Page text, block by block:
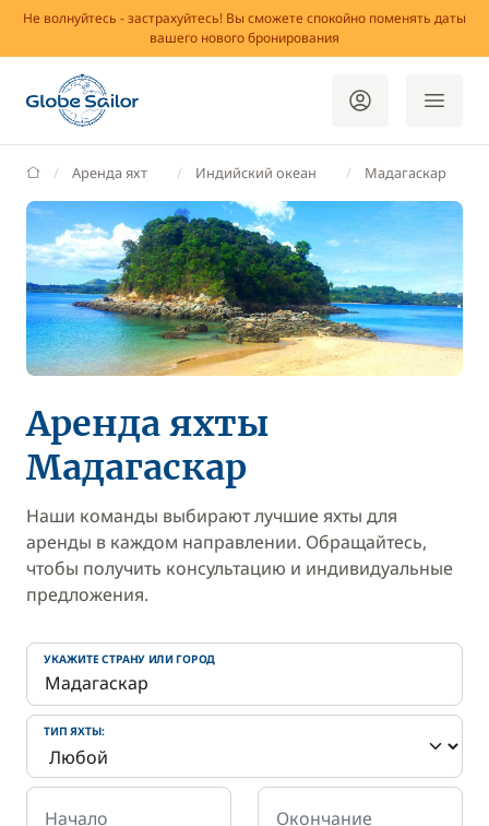
Не волнуйтесь - застрахуйтесь! Вы сможете спокойно поменять даты
вашего нового бронирования
GlobeSailor
Аренда яхт Индийский океан Мадагаскар
Аренда яхты
Мадагаскар
Наши команды выбирают лучшие яхты для
аренды в каждом направлении. Обращайтесь,
чтобы получить консультацию и индивидуальные
предложения.
УКАЖИТЕ СТРАНУ ИЛИ ГОРОД
ТИП ЯХТЫ:
Начало Окончание